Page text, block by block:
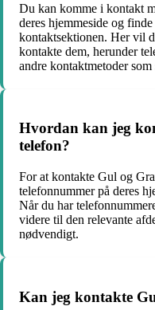
Du kan komme i kontakt
deres hjemmeside og
kontaktsektionen. Her vil
kontakte dem, herunder
andre kontaktmetoder som
Hvordan kan jeg
telefon?
For at kontakte Gul og
telefonnummer på deres
Når du har
videre til den relevante
nødvendigt.
Kan jeg kontakte